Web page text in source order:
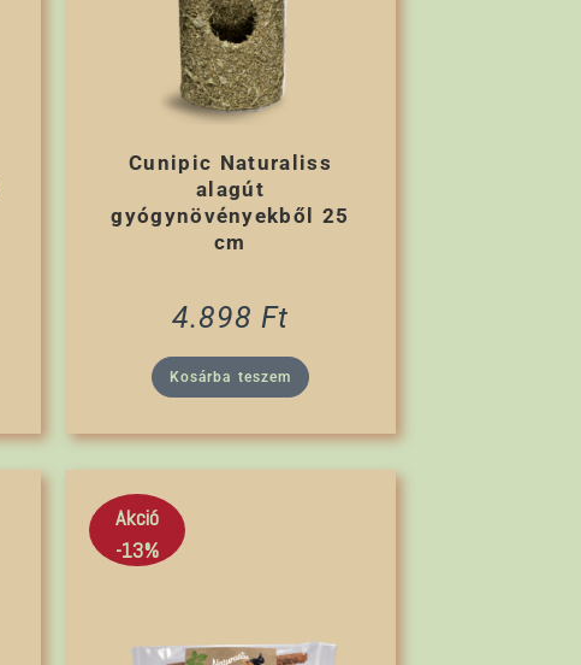
Cunipic Naturaliss
alagút
gyógynövényekből 25
cm
4.898 Ft
Kosárba teszem
Akció
-13%